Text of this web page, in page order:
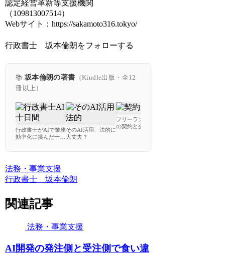
認定経営革新等支援機関
（109813007514）
Webサイト：https://sakamoto316.tokyo/
行政書士 坂本倫朗をフォローする
📚 坂本倫朗の著書 （Kindle出版・全12
冊以上）
行政書士がAIで業務
効率化に挑んだ十日
そのAI活用、法的に
大丈夫？
フリーランスのため
の契約と交渉で失敗
法務・事業支援
行政書士 坂本倫朗
関連記事
法務・事業支援
AI開発の発注側と受注側で食い違